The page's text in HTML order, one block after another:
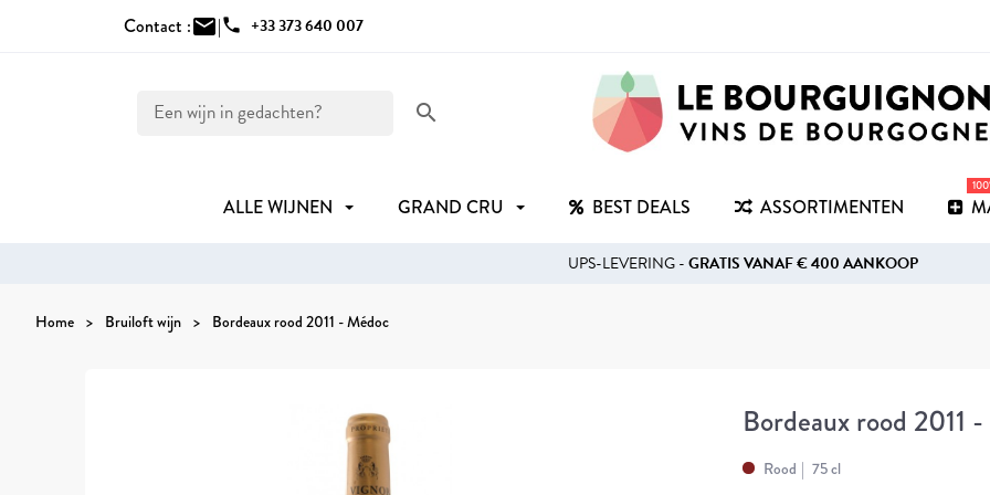
Contact :mail|phone +33 373 640 007
search
ALLE WIJNEN GRAND CRU BEST DEALS ASSORTIMENTEN
UPS-LEVERING -GRATIS VANAF € 400 AANKOOP
Home Bruiloft wijn Bordeaux rood 2011 - Médoc
Bordeaux rood 2011
Rood 75 cl